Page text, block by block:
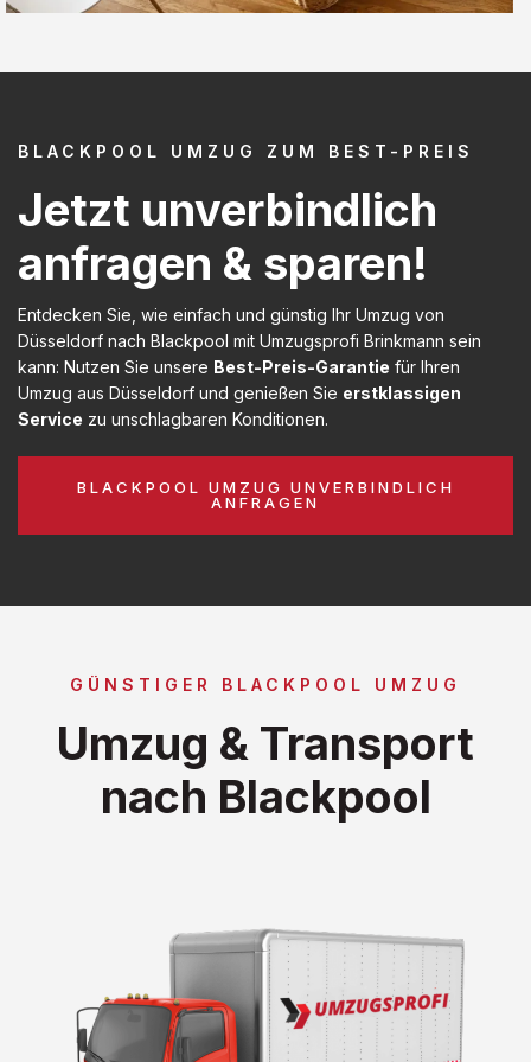
BLACKPOOL UMZUG ZUM BEST-PREIS
Jetzt unverbindlich
anfragen & sparen!
Entdecken Sie, wie einfach und günstig Ihr Umzug von
Düsseldorf nach Blackpool mit Umzugsprofi Brinkmann sein
kann: Nutzen Sie unsere Best-Preis-Garantie für Ihren
Umzug aus Düsseldorf und genießen Sie erstklassigen
Service zu unschlagbaren Konditionen.
BLACKPOOL UMZUG UNVERBINDLICH
ANFRAGEN
GÜNSTIGER BLACKPOOL UMZUG
Umzug & Transport
nach Blackpool